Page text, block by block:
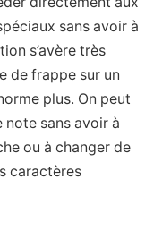
sans avoir à
s’avère très
de frappe sur un
plus. On peut
note sans avoir à
ou à changer de
caractères